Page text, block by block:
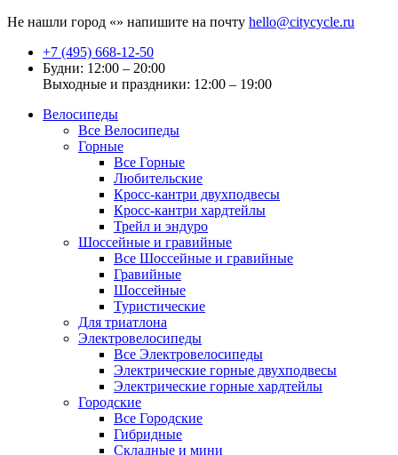
Не нашли город «» напишите на почту hello@citycycle.ru
+7 (495) 668-12-50
Будни: 12:00 – 20:00
Выходные и праздники: 12:00 – 19:00
Велосипеды
Все Велосипеды
Горные
Все Горные
Любительские
Кросс-кантри двухподвесы
Кросс-кантри хардтейлы
Трейл и эндуро
Шоссейные и гравийные
Все Шоссейные и гравийные
Гравийные
Шоссейные
Туристические
Для триатлона
Электровелосипеды
Все Электровелосипеды
Электрические горные двухподвесы
Электрические горные хардтейлы
Городские
Все Городские
Гибридные
Складные и мини